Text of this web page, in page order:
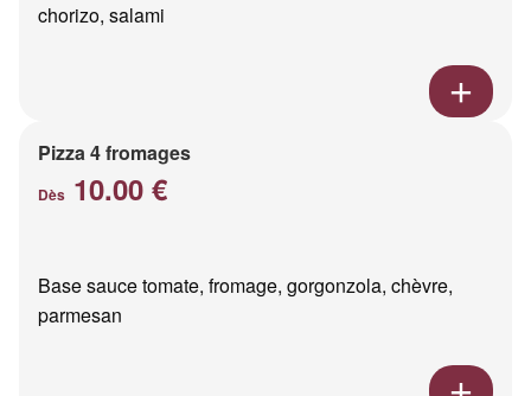
chorizo, salami
Pizza 4 fromages
Dès 10.00 €
Base sauce tomate, fromage, gorgonzola, chèvre,
parmesan